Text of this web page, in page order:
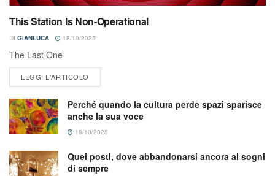
This Station Is Non-Operational
DI GIANLUCA 18/10/2025
The Last One
LEGGI L'ARTICOLO
Perché quando la cultura perde spazi sparisce
anche la sua voce
18/10/2025
Quei posti, dove abbandonarsi ancora ai sogni
di sempre